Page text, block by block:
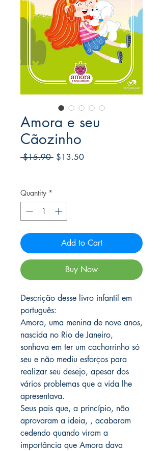
Amora e seu
Cãozinho
$15.90 Regular
$13.50Sale
Quantity *
Add to Cart
Buy Now
Descrição desse livro infantil em
português:
Amora, uma menina de nove anos,
nascida no Rio de Janeiro,
sonhava em ter um cachorrinho só
seu e não mediu esforços para
realizar seu desejo, apesar dos
vários problemas que a vida lhe
apresentava.
Seus pais que, a princípio, não
aprovaram a ideia, , acabaram
cedendo quando viram a
importância que Amora dava